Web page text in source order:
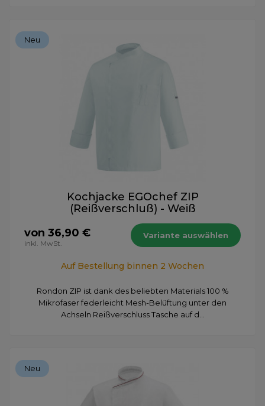
Neu
Kochjacke EGOchef ZIP
(Reißverschluß) - Weiß
von 36,90 €
inkl. MwSt.
Variante auswählen
Auf Bestellung binnen 2 Wochen
​Rondon ZIP ist dank des beliebten Materials 100 %
Mikrofaser federleicht Mesh-Belüftung unter den
Achseln Reißverschluss Tasche auf d...
Neu